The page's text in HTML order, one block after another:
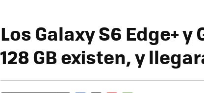
Los Galaxy S6 Edge+
128 GB existen, y